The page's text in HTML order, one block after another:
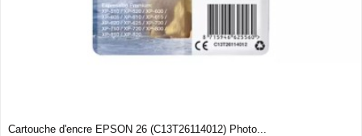
Cartouche d'encre EPSON 26 (C13T26114012) Photo...